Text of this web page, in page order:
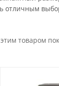
отличным
товаром